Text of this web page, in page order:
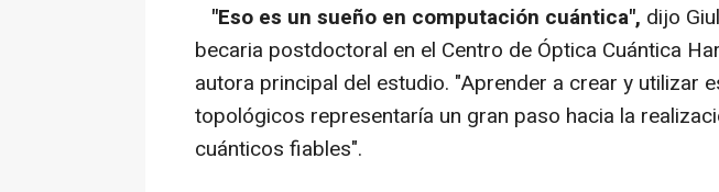
"Eso es un sueño en computación cuántica", dijo
becaria postdoctoral en el Centro de Óptica Cuántica
autora principal del estudio. "Aprender a crear y utilizar
topológicos representaría un gran paso hacia la
cuánticos fiables".